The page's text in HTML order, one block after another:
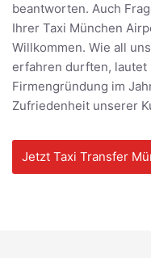
beantworten. Auch
Ihrer Taxi München
Willkommen. Wie all
erfahren durften, lautet
Firmengründung im
Zufriedenheit unserer
Jetzt Taxi Transfer